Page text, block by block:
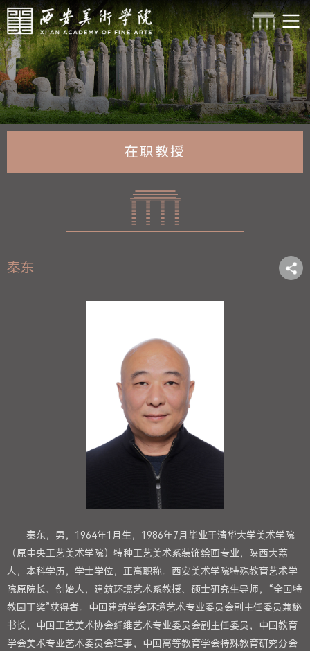
在职教授
秦东
秦东，男，1964年1月生，1986年7月毕业于清华大学美术学院
（原中央工艺美术学院）特种工艺美术系装饰绘画专业，陕西大荔
人，本科学历，学士学位，正高职称。西安美术学院特殊教育艺术学
院原院长、创始人，建筑环境艺术系教授、硕士研究生导师，“全国特
教园丁奖”获得者。中国建筑学会环境艺术专业委员会副主任委员兼秘
书长，中国工艺美术协会纤维艺术专业委员会副主任委员，中国教育
学会美术专业艺术委员会理事，中国高等教育学会特殊教育研究分会